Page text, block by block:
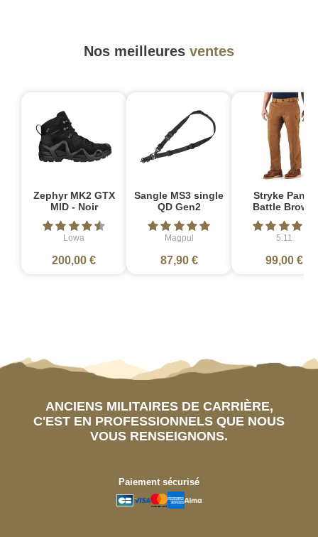
Nos meilleures ventes
Zephyr MK2 GTX
MID - Noir
Lowa
200,00 €
Sangle MS3 single
QD Gen2
Magpul
87,90 €
Stryke Pant -
Battle Brown
5.11
99,00 €
ANCIENS MILITAIRES DE CARRIÈRE,
C'EST EN PROFESSIONNELS QUE NOUS
VOUS RENSEIGNONS.
Paiement sécurisé